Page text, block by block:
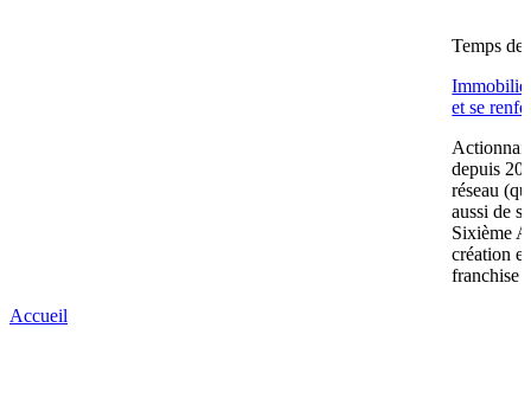
Temps de
et se
depuis
réseau
aussi de
Sixième
création
franchise
Accueil